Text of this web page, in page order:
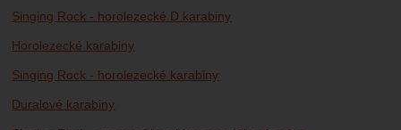
Singing Rock - horolezecké D karabiny
Horolezecké karabiny
Singing Rock - horolezecké karabiny
Duralové karabiny